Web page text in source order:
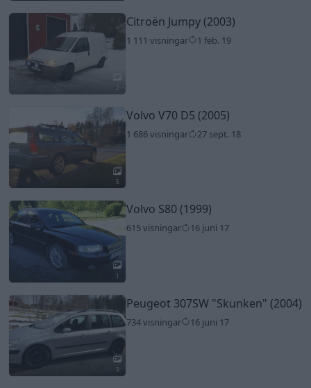
2
Citroën Jumpy (2003)
1 111 visningar 1 feb. 19
5
Volvo V70 D5 (2005)
1 686 visningar 27 sept. 18
1
Volvo S80 (1999)
615 visningar 16 juni 17
3
Peugeot 307SW "Skunken" (2004)
734 visningar 16 juni 17